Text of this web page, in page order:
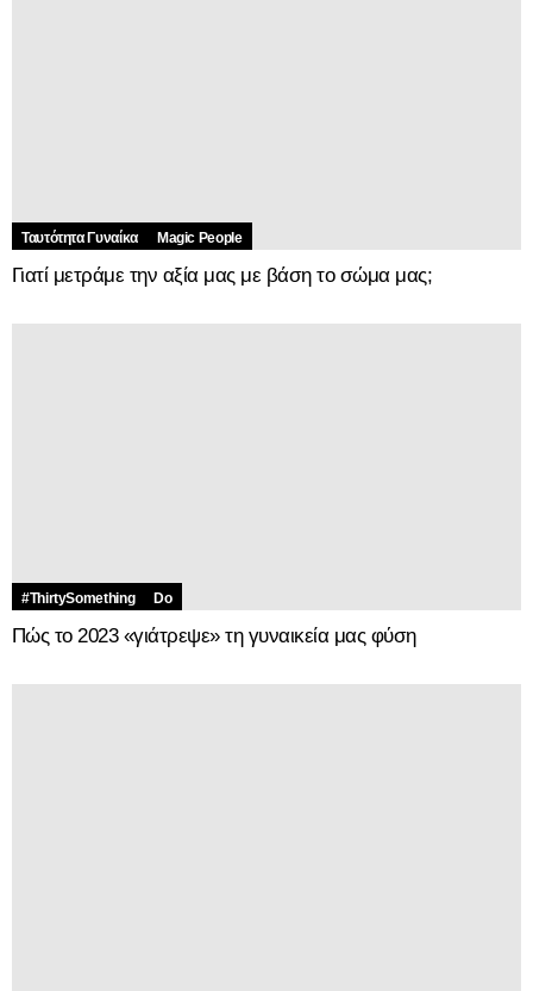
Ταυτότητα Γυναίκα Magic People
Γιατί μετράμε την αξία μας με βάση το σώμα μας;
#ThirtySomething Do
Πώς το 2023 «γιάτρεψε» τη γυναικεία μας φύση